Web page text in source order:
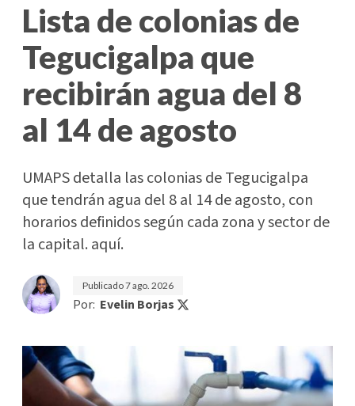
Lista de colonias de
Tegucigalpa que
recibirán agua del 8
al 14 de agosto
UMAPS detalla las colonias de Tegucigalpa
que tendrán agua del 8 al 14 de agosto, con
horarios definidos según cada zona y sector de
la capital. aquí.
Publicado7 ago. 2026
Por: Evelin Borjas